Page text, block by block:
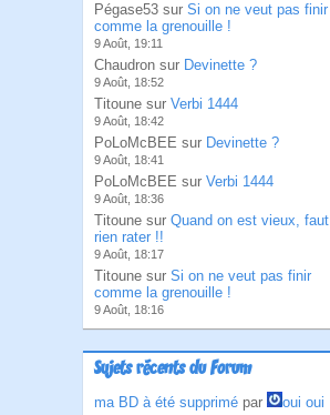
Pégase53 sur Si on ne veut pas finir
comme la grenouille !
9 Août, 19:11
Chaudron sur Devinette ?
9 Août, 18:52
Titoune sur Verbi 1444
9 Août, 18:42
PoLoMcBEE sur Devinette ?
9 Août, 18:41
PoLoMcBEE sur Verbi 1444
9 Août, 18:36
Titoune sur Quand on est vieux, faut
rien rater !!
9 Août, 18:17
Titoune sur Si on ne veut pas finir
comme la grenouille !
9 Août, 18:16
Sujets récents du Forum
ma BD à été supprimé par
oui oui